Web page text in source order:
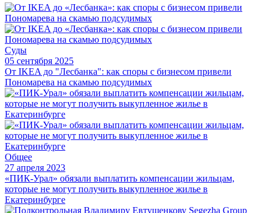
Суды
05 сентября 2025
От IKEA до "Лесбанка": как споры с бизнесом привели
Пономарева на скамью подсудимых
Общее
27 апреля 2023
«ПИК-Урал» обязали выплатить компенсации жильцам,
которые не могут получить выкупленное жилье в
Екатеринбурге